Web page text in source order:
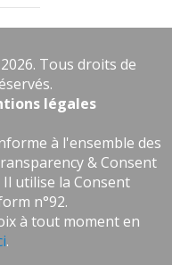
Tous droits de
légales
à l'ensemble des
& Consent
utilise la Consent
n°92.
à tout moment en
.